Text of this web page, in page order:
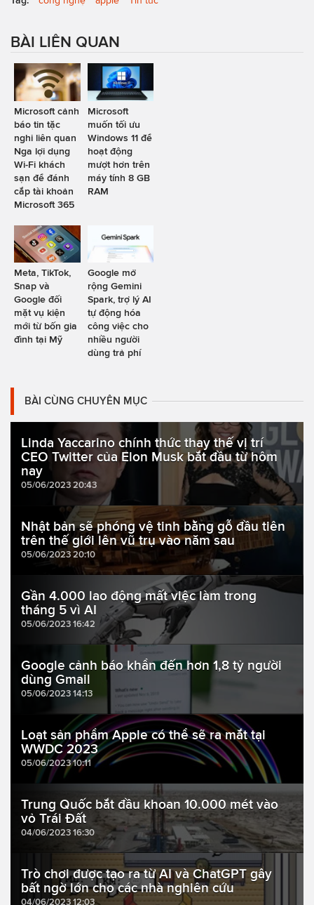
BÀI LIÊN QUAN
Microsoft cảnh
báo tin tặc
nghi liên quan
Nga lợi dụng
Wi-Fi khách
sạn để đánh
cắp tài khoản
Microsoft 365
Microsoft
muốn tối ưu
Windows 11 để
hoạt động
mượt hơn trên
máy tính 8 GB
RAM
Meta, TikTok,
Snap và
Google đối
mặt vụ kiện
mới từ bốn gia
đình tại Mỹ
Google mở
rộng Gemini
Spark, trợ lý AI
tự động hóa
công việc cho
nhiều người
dùng trả phí
BÀI CÙNG CHUYÊN MỤC
Linda Yaccarino chính thức thay thế vị trí
CEO Twitter của Elon Musk bắt đầu từ hôm
nay
05/06/2023 20:43
Nhật bản sẽ phóng vệ tinh bằng gỗ đầu tiên
trên thế giới lên vũ trụ vào năm sau
05/06/2023 20:10
Gần 4.000 lao động mất việc làm trong
tháng 5 vì AI
05/06/2023 16:42
Google cảnh báo khẩn đến hơn 1,8 tỷ người
dùng Gmail
05/06/2023 14:13
Loạt sản phẩm Apple có thể sẽ ra mắt tại
WWDC 2023
05/06/2023 10:11
Trung Quốc bắt đầu khoan 10.000 mét vào
vỏ Trái Đất
04/06/2023 16:30
Trò chơi được tạo ra từ AI và ChatGPT gây
bất ngờ lớn cho các nhà nghiên cứu
04/06/2023 12:03